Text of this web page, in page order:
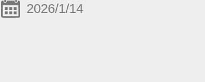
2026/1/14